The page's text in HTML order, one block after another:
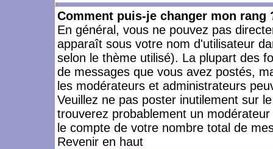
Comment puis-je changer mon rang
En général, vous ne pouvez pas
apparaît sous votre nom d'utilisateur
selon le thème utilisé). La plupart des
de messages que vous avez postés,
les modérateurs et administrateurs
Veuillez ne pas poster inutilement sur
trouverez probablement un
le compte de votre nombre total de
Revenir en haut